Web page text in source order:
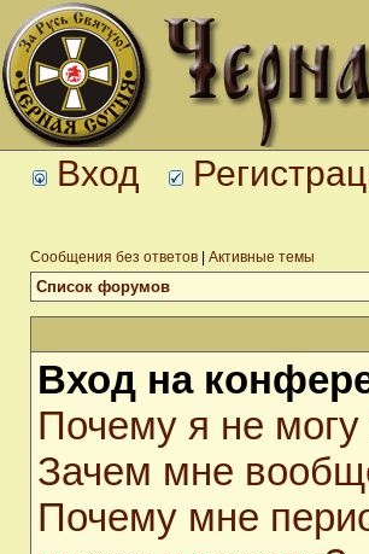
Вход
Сообщения без ответов Активные темы
Список форумов
Вход на
Почему я не могу
Зачем мне
Почему мне